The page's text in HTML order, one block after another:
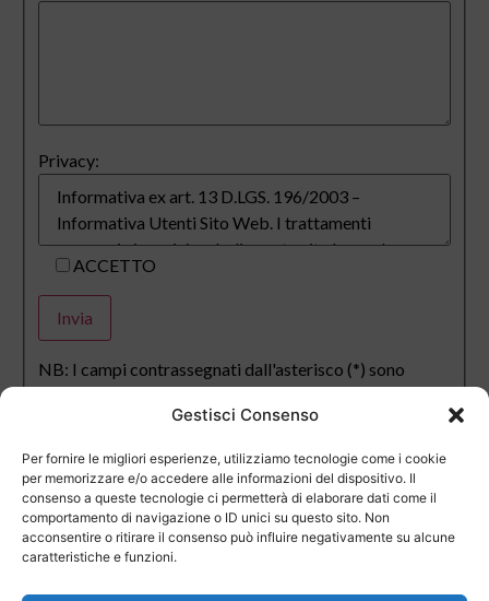
Gestisci Consenso
Per fornire le migliori esperienze, utilizziamo tecnologie come i cookie
per memorizzare e/o accedere alle informazioni del dispositivo. Il
consenso a queste tecnologie ci permetterà di elaborare dati come il
comportamento di navigazione o ID unici su questo sito. Non
acconsentire o ritirare il consenso può influire negativamente su alcune
caratteristiche e funzioni.
Privacy:
ACCETTO
NB: I campi contrassegnati dall'asterisco (*) sono